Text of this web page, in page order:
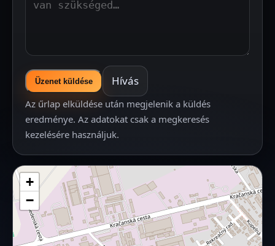
Üzenet küldése Hívás
Az űrlap elküldése után megjelenik a küldés
eredménye. Az adatokat csak a megkeresés
kezelésére használjuk.
+
−